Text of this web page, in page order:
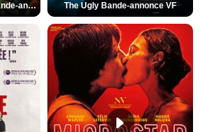
Des Fleurs pour Tokyo Bande-annonce VO STFR The Ugly Bande-annonce VF